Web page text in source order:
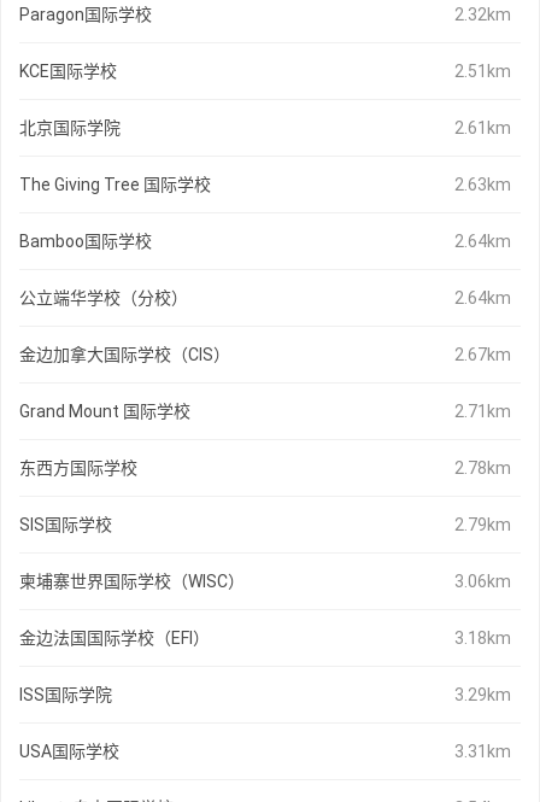
Paragon国际学校 2.32km
KCE国际学校 2.51km
北京国际学院 2.61km
The Giving Tree 国际学校 2.63km
Bamboo国际学校 2.64km
公立端华学校（分校） 2.64km
金边加拿大国际学校（CIS） 2.67km
Grand Mount 国际学校 2.71km
东西方国际学校 2.78km
SIS国际学校 2.79km
柬埔寨世界国际学校（WISC） 3.06km
金边法国国际学校（EFI） 3.18km
ISS国际学院 3.29km
USA国际学校 3.31km